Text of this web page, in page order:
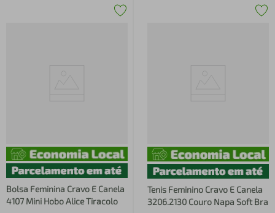
Bolsa Feminina Cravo E Canela
4107 Mini Hobo Alice Tiracolo
Tenis Feminino Cravo E Canela
3206.2130 Couro Napa Soft Bra